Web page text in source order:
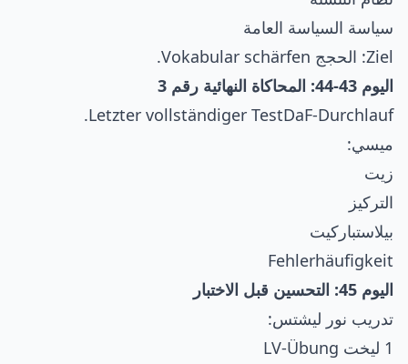
سياسة السياسة العامة
Ziel: الحجج Vokabular schärfen.
اليوم 43-44: المحاكاة النهائية رقم 3
Letzter vollständiger TestDaF-Durchlauf.
ميسي:
زيت
التركيز
بيلاستباركيت
Fehlerhäufigkeit
اليوم 45: التحسين قبل الاختبار
تدريب نور ليشتس:
1 ليخت LV-Übung